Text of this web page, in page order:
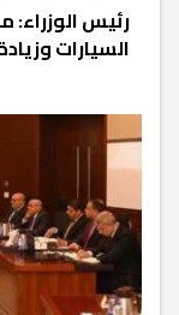
رئيس
السيارات